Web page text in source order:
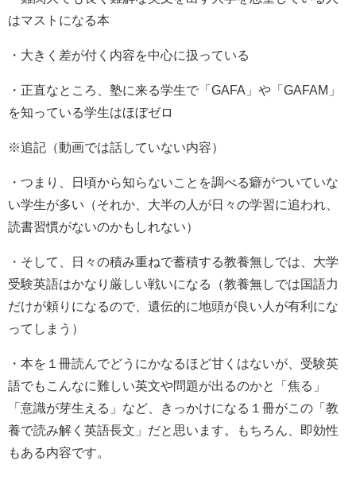
はマストになる本
・大きく差が付く内容を中心に扱っている
・正直なところ、塾に来る学生で「GAFA」や「GAFAM」
を知っている学生はほぼゼロ
※追記（動画では話していない内容）
・つまり、日頃から知らないことを調べる癖がついていな
い学生が多い（それか、大半の人が日々の学習に追われ、
読書習慣がないのかもしれない）
・そして、日々の積み重ねで蓄積する教養無しでは、大学
受験英語はかなり厳しい戦いになる（教養無しでは国語力
だけが頼りになるので、遺伝的に地頭が良い人が有利にな
ってしまう）
・本を１冊読んでどうにかなるほど甘くはないが、受験英
語でもこんなに難しい英文や問題が出るのかと「焦る」
「意識が芽生える」など、きっかけになる１冊がこの「教
養で読み解く英語長文」だと思います。もちろん、即効性
もある内容です。